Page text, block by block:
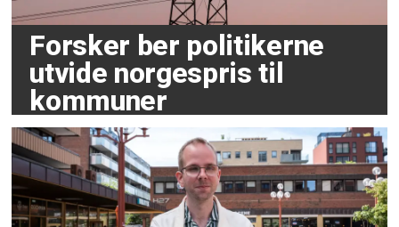
Forsker ber politikerne
utvide norgespris til
kommuner